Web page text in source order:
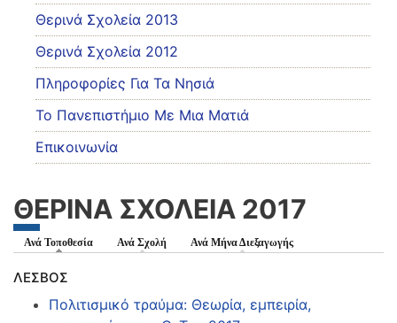
Θερινά Σχολεία 2013
Θερινά Σχολεία 2012
Πληροφορίες Για Τα Νησιά
Το Πανεπιστήμιο Με Μια Ματιά
Επικοινωνία
ΘΕΡΙΝΑ ΣΧΟΛΕΙΑ 2017
Ανά Τοποθεσία (ενεργή καρτέλα)
Ανά Σχολή Ανά Μήνα Διεξαγωγής
ΛΕΣΒΟΣ
Πολιτισμικό τραύμα: Θεωρία, εμπειρία,